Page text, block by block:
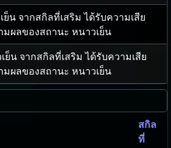
น จากสกิลที่เสริม ได้รับความเสีย
ผลของสถานะ หนาวเย็น
น จากสกิลที่เสริม ได้รับความเสีย
ผลของสถานะ หนาวเย็น
สกิล
ที่